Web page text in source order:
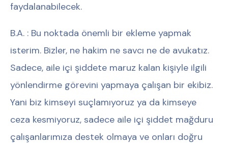
faydalanabilecek.
B.A. : Bu noktada önemli bir ekleme yapmak
isterim. Bizler, ne hakim ne savcı ne de avukatız.
Sadece, aile içi şiddete maruz kalan kişiyle ilgili
yönlendirme görevini yapmaya çalışan bir ekibiz.
Yani biz kimseyi suçlamıyoruz ya da kimseye
ceza kesmiyoruz, sadece aile içi şiddet mağduru
çalışanlarımıza destek olmaya ve onları doğru